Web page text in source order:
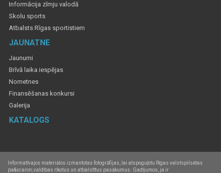
Informācija zīmju valodā
Skolu sports
Atbalsts Rīgas sportistiem
JAUNATNE
Jaunumi
Brīvā laika iespējas
Nometnes
Finansēšanas konkursi
Galerija
KATALOGS
Informatīvajos materiālos izmantotas fotogrāfijas, lai atspoguļotu Rīgas valstspilsētas
pa&scaron;valdības rīkotus un atbalstītus pasākumus. Gadījumos, ja ir